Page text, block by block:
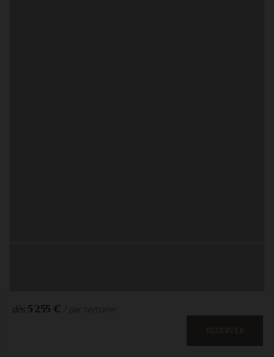
dès 5 255 € / par semaine
RÉSERVER